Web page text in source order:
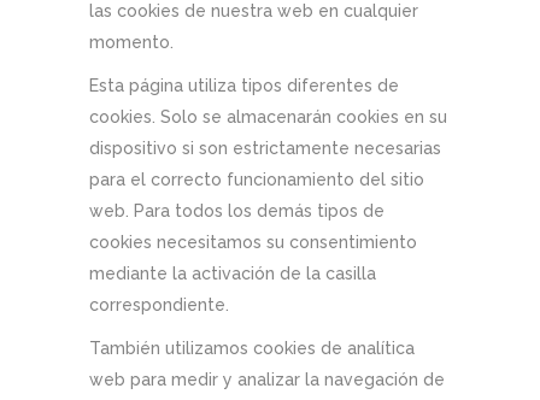
las cookies de nuestra web en cualquier
momento.
Esta página utiliza tipos diferentes de
cookies. Solo se almacenarán cookies en su
dispositivo si son estrictamente necesarias
para el correcto funcionamiento del sitio
web. Para todos los demás tipos de
cookies necesitamos su consentimiento
mediante la activación de la casilla
correspondiente.
También utilizamos cookies de analítica
web para medir y analizar la navegación de